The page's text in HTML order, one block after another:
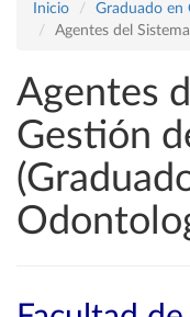
Inicio
Graduado en
Agentes del
Agentes
Gestión